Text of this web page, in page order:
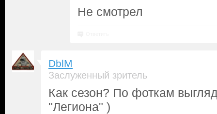
Не смотрел
DblM
Заслуженный зритель
Как сезон? По фоткам
"Легиона" )